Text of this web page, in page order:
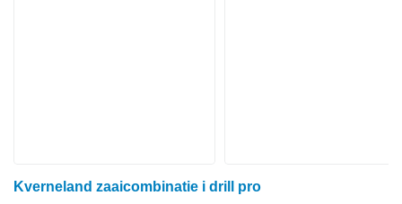
Kverneland zaaicombinatie i drill pro